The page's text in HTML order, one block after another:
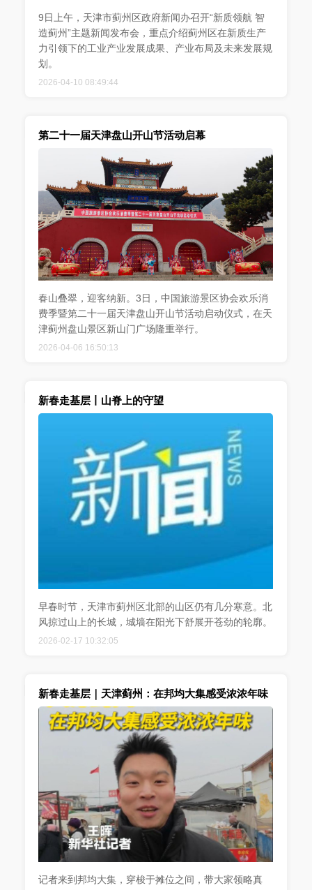
9日上午，天津市蓟州区政府新闻办召开“新质领航 智
造蓟州”主题新闻发布会，重点介绍蓟州区在新质生产
力引领下的工业产业发展成果、产业布局及未来发展规
划。
2026-04-10 08:49:44
第二十一届天津盘山开山节活动启幕
春山叠翠，迎客纳新。3日，中国旅游景区协会欢乐消
费季暨第二十一届天津盘山开山节活动启动仪式，在天
津蓟州盘山景区新山门广场隆重举行。
2026-04-06 16:50:13
新春走基层丨山脊上的守望
早春时节，天津市蓟州区北部的山区仍有几分寒意。北
风掠过山上的长城，城墙在阳光下舒展开苍劲的轮廓。
2026-02-17 10:32:05
新春走基层｜天津蓟州：在邦均大集感受浓浓年味
记者来到邦均大集，穿梭于摊位之间，带大家领略真